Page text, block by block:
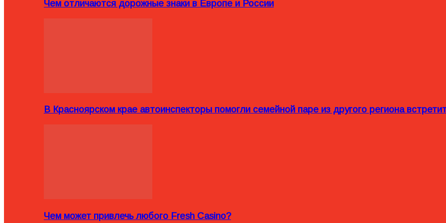
Чем отличаются дорожные знаки в Европе и России
В Красноярском крае автоинспекторы помогли семейной паре из другого региона
Чем может привлечь любого Fresh Casino?